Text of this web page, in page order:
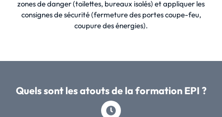
zones de danger (toilettes, bureaux isolés) et appliquer les
consignes de sécurité (fermeture des portes coupe-feu,
coupure des énergies).
Quels sont les atouts de la formation EPI ?